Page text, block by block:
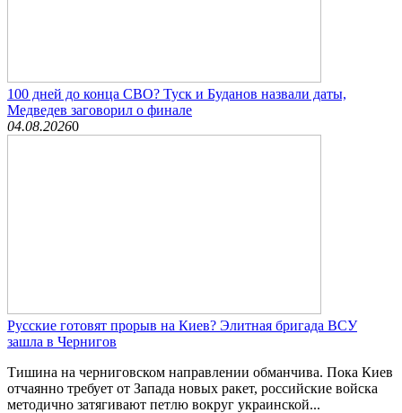
100 дней до конца СВО? Туск и Буданов назвали даты,
Медведев заговорил о финале
04.08.20260
Русские готовят прорыв на Киев? Элитная бригада ВСУ
зашла в Чернигов
Тишина на черниговском направлении обманчива. Пока Киев
отчаянно требует от Запада новых ракет, российские войска
методично затягивают петлю вокруг украинской...